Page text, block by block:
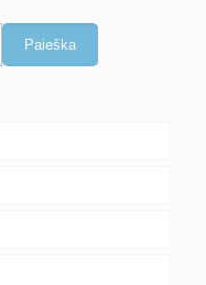
Paieška